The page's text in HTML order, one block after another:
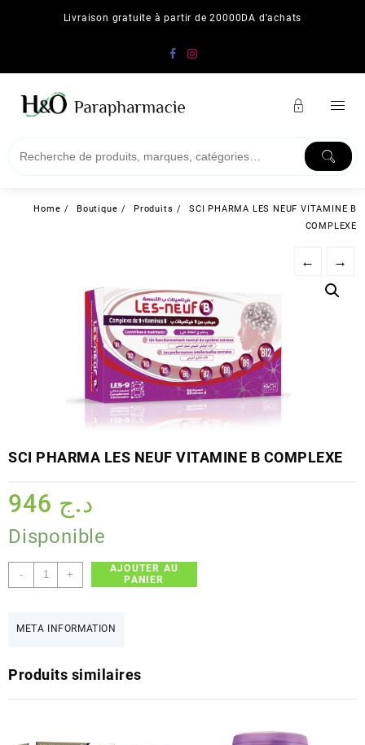
Livraison gratuite à partir de 20000DA d'achats
Home Boutique Produits
SCI PHARMA LES NEUF VITAMINE B
COMPLEXE
← →
SCI PHARMA LES NEUF VITAMINE B COMPLEXE
د.ج
Disponible
-
quantité
de
VITAMINE
+
AJOUTER AU
PANIER
META INFORMATION
Produits similaires